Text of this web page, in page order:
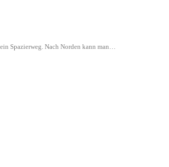
Spazierweg. Nach Norden kann man…